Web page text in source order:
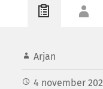
Arjan
4 november